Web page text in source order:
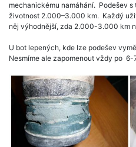
mechanickému namáhání. Podešev s
životnost 2.000–3.000 km. Každý
něj výhodnější, zda 2.000-3.000 km
U bot lepených, kde lze podešev
Nesmíme ale zapomenout vždy po